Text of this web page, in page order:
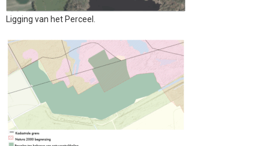
Ligging van het Perceel.